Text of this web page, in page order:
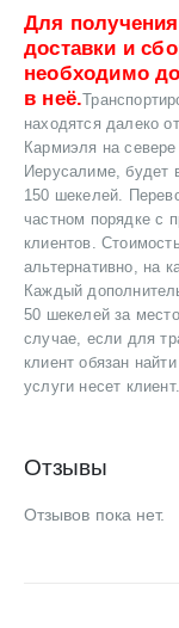
Для
доставки и
необходимо
в неё.
находятся далеко
Кармиэля на
Иерусалиме, будет
150 шекелей.
частном порядке с
клиентов.
альтернативно, на
Каждый
50 шекелей за
случае, если для
клиент обязан
услуги несет клиент.
Отзывы
Отзывов пока нет.